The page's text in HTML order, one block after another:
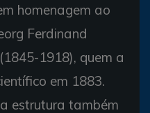
homenagem ao
Ferdinand
1918), quem a
em 1883.
estrutura também